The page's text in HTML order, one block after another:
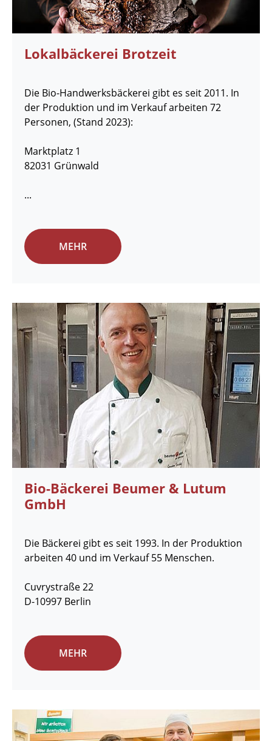
Lokalbäckerei Brotzeit
Die Bio-Handwerksbäckerei gibt es seit 2011. In
der Produktion und im Verkauf arbeiten 72
Personen, (Stand 2023):
Marktplatz 1
82031 Grünwald
...
MEHR
Bio-Bäckerei Beumer & Lutum
GmbH
Die Bäckerei gibt es seit 1993. In der Produktion
arbeiten 40 und im Verkauf 55 Menschen.
Cuvrystraße 22
D-10997 Berlin
MEHR